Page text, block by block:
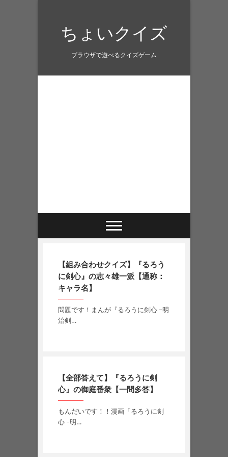
ちょいクイズ
ブラウザで遊べるクイズゲーム
【組み合わせクイズ】『るろう
に剣心』の志々雄一派【通称：
キャラ名】
問題です！まんが『るろうに剣心 -明
治剣…
【全部答えて】『るろうに剣
心』の御庭番衆【一問多答】
もんだいです！！漫画「るろうに剣
心 -明…